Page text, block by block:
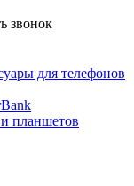
звонок
для телефонов
планшетов